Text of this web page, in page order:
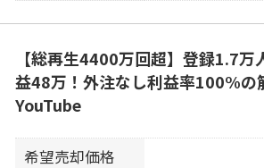
【総再生4400万回超】登録1.7万
益48万！外注なし利益率100%の
YouTube
希望売却価格